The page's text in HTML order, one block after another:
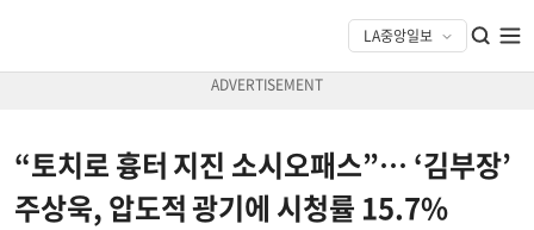
“토치로 흉터 지진 소시오패스”… ‘김부장’
주상욱, 압도적 광기에 시청률 15.7%